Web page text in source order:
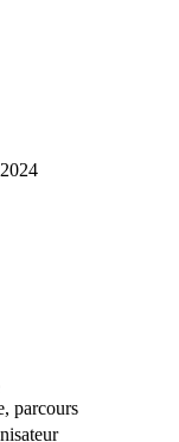
2024
parcours